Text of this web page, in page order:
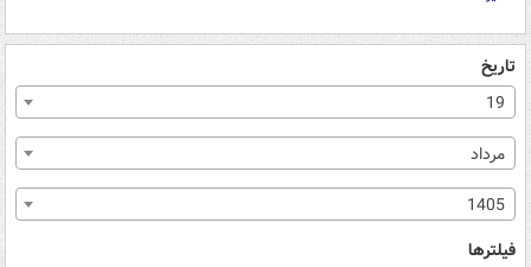
تاریخ
19
مرداد
1405
فیلترها